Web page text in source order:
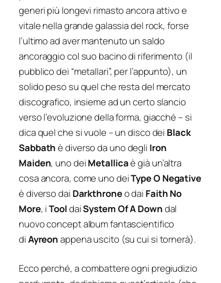
generi più longevi rimasto ancora attivo e
vitale nella grande galassia del rock, forse
l’ultimo ad aver mantenuto un saldo
ancoraggio col suo bacino di riferimento (il
pubblico dei “metallari”, per l’appunto), un
solido peso su quel che resta del mercato
discografico, insieme ad un certo slancio
verso l’evoluzione della forma, giacché – si
dica quel che si vuole – un disco dei Black
Sabbathè diverso da uno degli Iron
Maiden, uno deiMetallicaè già un’altra
cosa ancora, come uno deiType O Negative
è diverso dai Darkthroneo dai Faith No
More, iTooldaiSystem Of A Downdal
nuovo concept album fantascientifico
diAyreonappena uscito (su cui si tornerà).
Ecco perché, a combattere ogni pregiudizio